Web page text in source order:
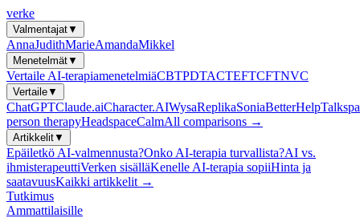
verke
Valmentajat▼
AnnaJudithMarieAmandaMikkel
Menetelmät▼
Vertaile AI-terapiamenetelmiäCBTPDTACTEFTCFTNVC
Vertaile▼
ChatGPTClaude.aiCharacter.AIWysaReplikaSoniaBetterHelp
person therapyHeadspaceCalmAll comparisons →
Artikkelit▼
Epäiletkö AI-valmennusta?Onko AI-terapia turvallista?AI vs.
ihmisterapeuttiVerken sisälläKenelle AI-terapia sopiiHinta ja
saatavuusKaikki artikkelit →
Tutkimus
Ammattilaisille